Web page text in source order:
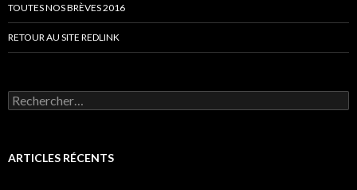
TOUTES NOS BRÈVES 2016
RETOUR AU SITE REDLINK
Rechercher :
ARTICLES RÉCENTS